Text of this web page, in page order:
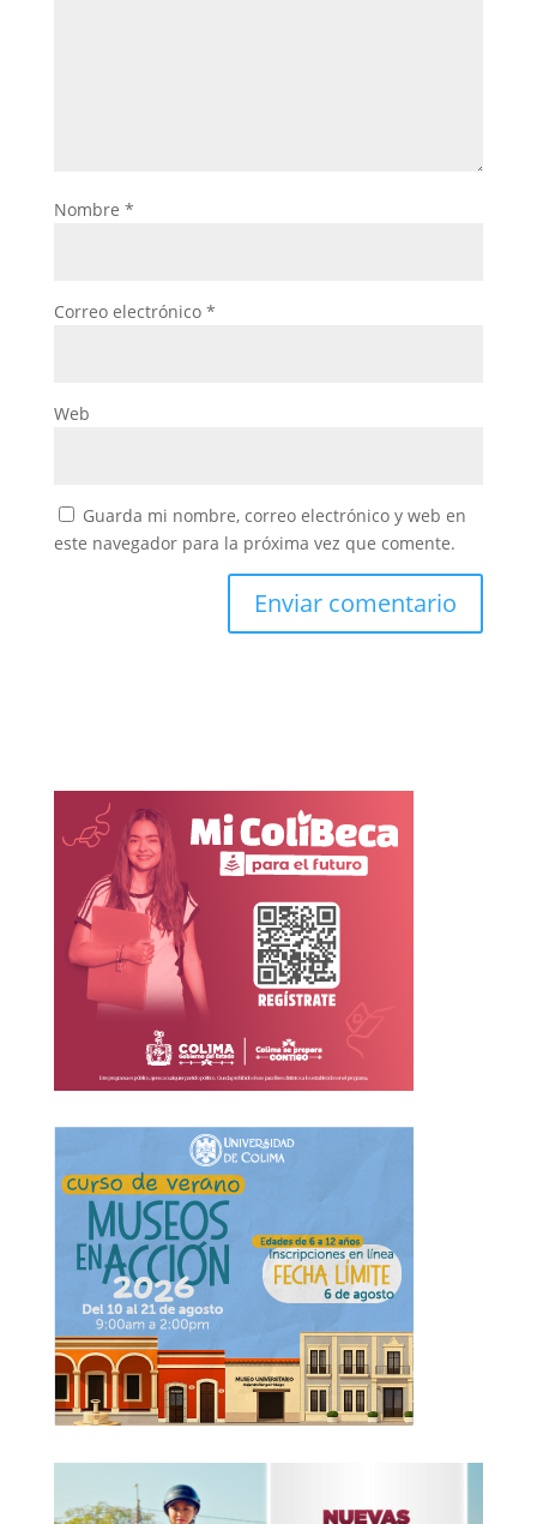
Nombre *
Correo electrónico *
Web
Guarda mi nombre, correo electrónico y web en
este navegador para la próxima vez que comente.